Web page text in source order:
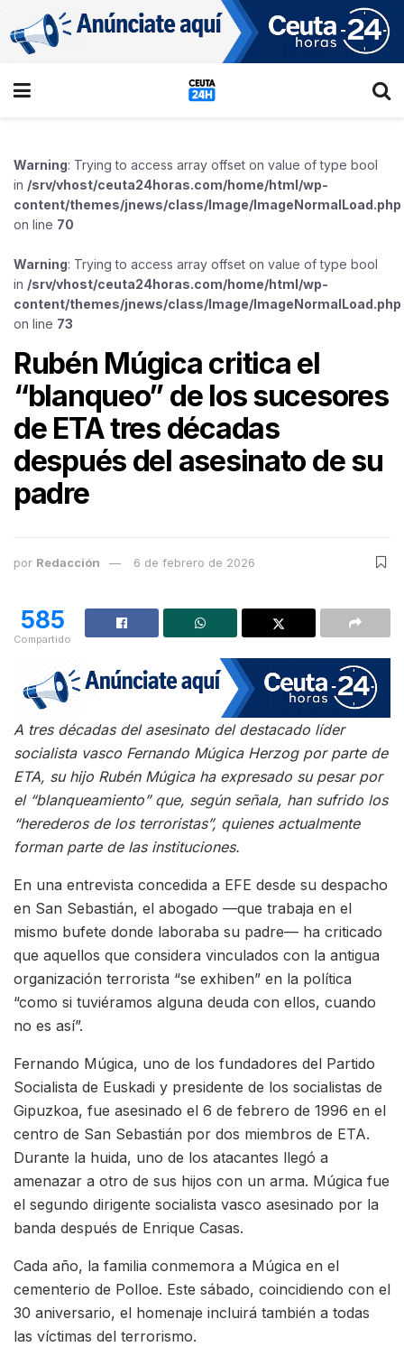
Warning: Trying to access array offset on value of type bool
in /srv/vhost/ceuta24horas.com/home/html/wp-
content/themes/jnews/class/Image/ImageNormalLoad.php
on line 70
Warning: Trying to access array offset on value of type bool
in /srv/vhost/ceuta24horas.com/home/html/wp-
content/themes/jnews/class/Image/ImageNormalLoad.php
on line 73
Rubén Múgica critica el
“blanqueo” de los sucesores
de ETA tres décadas
después del asesinato de su
padre
por Redacción 6 de febrero de 2026
585
Compartido
A tres décadas del asesinato del destacado líder
socialista vasco Fernando Múgica Herzog por parte de
ETA, su hijo Rubén Múgica ha expresado su pesar por
el “blanqueamiento” que, según señala, han sufrido los
“herederos de los terroristas”, quienes actualmente
forman parte de las instituciones.
En una entrevista concedida a EFE desde su despacho
en San Sebastián, el abogado —que trabaja en el
mismo bufete donde laboraba su padre— ha criticado
que aquellos que considera vinculados con la antigua
organización terrorista “se exhiben” en la política
“como si tuviéramos alguna deuda con ellos, cuando
no es así”.
Fernando Múgica, uno de los fundadores del Partido
Socialista de Euskadi y presidente de los socialistas de
Gipuzkoa, fue asesinado el 6 de febrero de 1996 en el
centro de San Sebastián por dos miembros de ETA.
Durante la huida, uno de los atacantes llegó a
amenazar a otro de sus hijos con un arma. Múgica fue
el segundo dirigente socialista vasco asesinado por la
banda después de Enrique Casas.
Cada año, la familia conmemora a Múgica en el
cementerio de Polloe. Este sábado, coincidiendo con el
30 aniversario, el homenaje incluirá también a todas
las víctimas del terrorismo.